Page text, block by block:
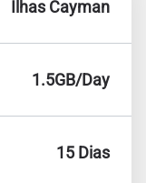
Ilhas Cayman
1.5GB/Day
15 Dias